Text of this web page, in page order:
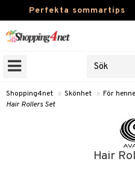
Perfekta sommartips
Skönhet
Kontaktlinser
Shopping4net » Skönhet » För henne
Hair Rollers Set
Hair